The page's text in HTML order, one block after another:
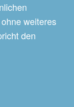
weiteres
den